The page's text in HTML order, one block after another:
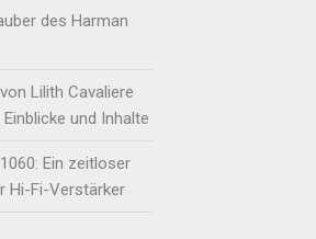
des Harman
Lilith Cavaliere
und Inhalte
Ein zeitloser
Hi-Fi-Verstärker